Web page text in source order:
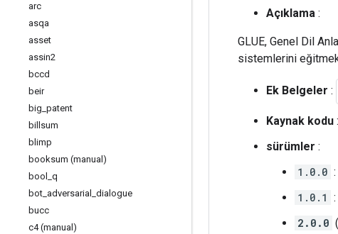
arc
asqa
asset
assin2
bccd
beir
big patent
billsum
blimp
booksum (manual)
bool
q
bot adversarial
dialogue
bucc
c4 (manual)
Açıklama :
GLUE, Genel Dil
sistemlerini
Ek Belgeler :
Kaynak kodu :
sürümler :
1.0.0
1.0.1
2.0.0